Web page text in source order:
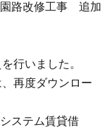
路改修工事 追加
行いました。
再度ダウンロー
ステム賃貸借